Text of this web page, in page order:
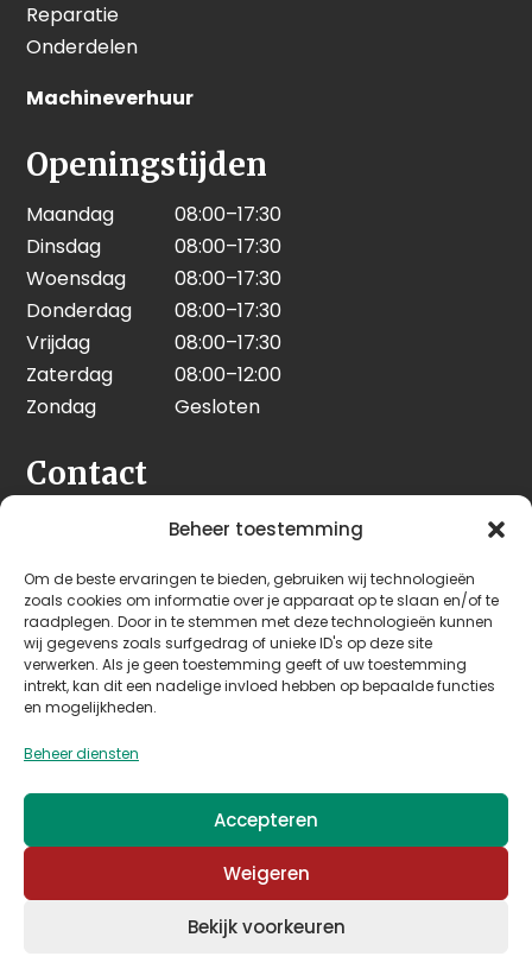
Beheer toestemming
Om de beste ervaringen te bieden, gebruiken wij technologieën
zoals cookies om informatie over je apparaat op te slaan en/of te
raadplegen. Door in te stemmen met deze technologieën kunnen
wij gegevens zoals surfgedrag of unieke ID's op deze site
verwerken. Als je geen toestemming geeft of uw toestemming
intrekt, kan dit een nadelige invloed hebben op bepaalde functies
en mogelijkheden.
Beheer diensten
Accepteren
Weigeren
Bekijk voorkeuren
Reparatie
Onderdelen
Machineverhuur
Openingstijden
Maandag
08:00–17:30
Dinsdag
08:00–17:30
Woensdag
08:00–17:30
Donderdag
08:00–17:30
Vrijdag
08:00–17:30
Zaterdag
08:00–12:00
Zondag
Gesloten
Contact
Seeleman & Hoogendoorn
3628 GD Kockengen
Nederland
+31 (0)346 242 114
info@seehoo.nl
© 2026 Seeleman & Hoogendoorn - Mede mogelijk
gemaakt doorArimpex B.V.